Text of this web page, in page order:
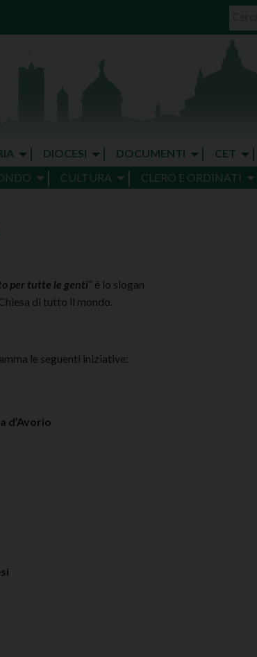
DIOCESI DOCUMENTI CET
CULTURA CLERO E ORDINATI
per tutte le genti” è lo slogan
di tutto il mondo.
le seguenti iniziative:
d’Avorio